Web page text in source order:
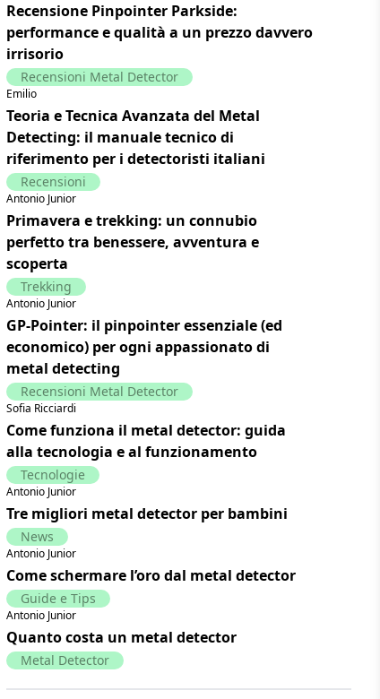
Recensione Pinpointer Parkside:
performance e qualità a un prezzo davvero
irrisorio
Recensioni Metal Detector
Emilio
Teoria e Tecnica Avanzata del Metal
Detecting: il manuale tecnico di
riferimento per i detectoristi italiani
Recensioni
Antonio Junior
Primavera e trekking: un connubio
perfetto tra benessere, avventura e
scoperta
Trekking
Antonio Junior
GP-Pointer: il pinpointer essenziale (ed
economico) per ogni appassionato di
metal detecting
Recensioni Metal Detector
Sofia Ricciardi
Come funziona il metal detector: guida
alla tecnologia e al funzionamento
Tecnologie
Antonio Junior
Tre migliori metal detector per bambini
News
Antonio Junior
Come schermare l’oro dal metal detector
Guide e Tips
Antonio Junior
Quanto costa un metal detector
Metal Detector